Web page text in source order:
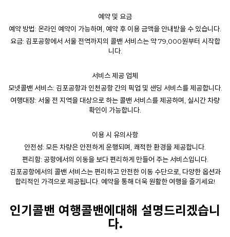
예약 및 요금
예약 방법: 온라인 예약이 가능하며, 예약 후 이용 금액을 안내받을 수 있습니다.
요금: 김포공항에서 서울 전역까지의 콜밴 서비스는 약 79,000원부터 시작합
니다.
서비스 제공 업체
모넷콜밴 서비스: 김포공항과 인천공항 간의 픽업 및 샌딩 서비스를 제공합니다.
여행대장: 서울 전 지역을 대상으로 하는 콜밴 서비스를 제공하며, 실시간 차량
확인이 가능합니다.
이용 시 유의사항
안전성: 모든 차량은 안전하게 운행되며, 쾌적한 환경을 제공합니다.
편리함: 공항에서의 이동을 보다 편리하게 만들어 주는 서비스입니다.
김포공항에서의 콜밴 서비스는 편리하고 안전한 이동 수단으로, 다양한 옵션과
합리적인 가격으로 제공됩니다. 예약을 통해 더욱 원활한 여행을 즐기세요!
인기콜밴 여행콜밴에대해 설명드리겠습니
다.